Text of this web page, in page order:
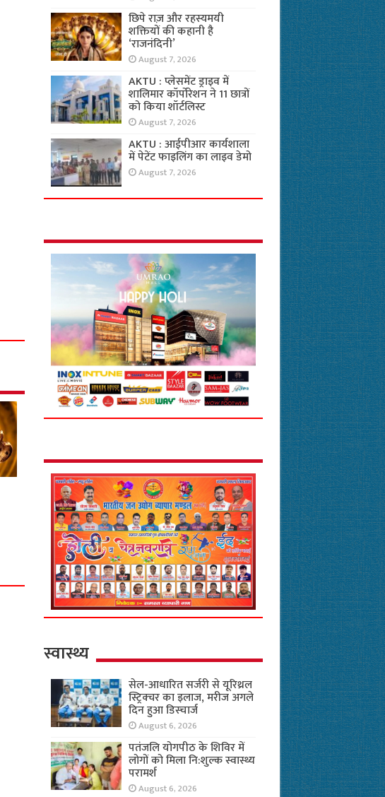
छिपे राज़ और रहस्यमयी
शक्तियों की कहानी है
‘राजनंदिनी’
August 7, 2026
AKTU : प्लेसमेंट ड्राइव में
शालिमार कॉर्पोरेशन ने 11 छात्रों
को किया शॉर्टलिस्ट
August 7, 2026
AKTU : आईपीआर कार्यशाला
में पेटेंट फाइलिंग का लाइव डेमो
August 7, 2026
स्वास्थ्य
सेल-आधारित सर्जरी से यूरिथ्रल
स्ट्रिक्चर का इलाज, मरीज अगले
दिन हुआ डिस्चार्ज
August 6, 2026
पतंजलि योगपीठ के शिविर में
लोगों को मिला नि:शुल्क स्वास्थ्य
परामर्श
August 6, 2026